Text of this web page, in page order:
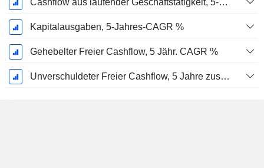
Cashflow aus laufender Geschäftstätigkeit, 5-Jahres-CAGR %
Kapitalausgaben, 5-Jahres-CAGR %
Gehebelter Freier Cashflow, 5 Jähr. CAGR %
Unverschuldeter Freier Cashflow, 5 Jahre zusammengesetzte jährliche Wachstumsrate %